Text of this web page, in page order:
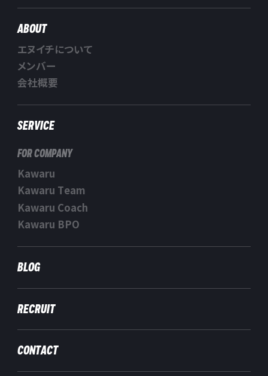
ABOUT
エヌイチについて
メンバー
会社概要
SERVICE
FOR COMPANY
Kawaru
Kawaru Team
Kawaru Coach
Kawaru BPO
BLOG
RECRUIT
CONTACT